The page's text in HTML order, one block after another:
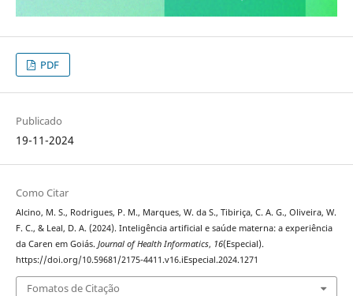
PDF
Publicado
19-11-2024
Como Citar
Alcino, M. S., Rodrigues, P. M., Marques, W. da S., Tibiriça, C. A. G., Oliveira, W.
F. C., & Leal, D. A. (2024). Inteligência artificial e saúde materna: a experiência
da Caren em Goiás. Journal of Health Informatics, 16(Especial).
https://doi.org/10.59681/2175-4411.v16.iEspecial.2024.1271
Fomatos de Citação